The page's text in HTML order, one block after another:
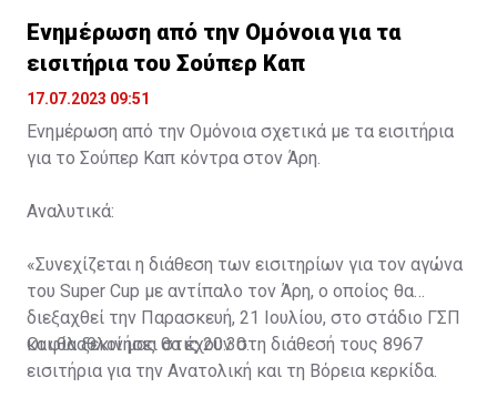
Ενημέρωση από την Ομόνοια για τα
εισιτήρια του Σούπερ Καπ
17.07.2023 09:51
Ενημέρωση από την Ομόνοια σχετικά με τα εισιτήρια
για το Σούπερ Καπ κόντρα στον Άρη.
Αναλυτικά:
«Συνεχίζεται η διάθεση των εισιτηρίων για τον αγώνα
του Super Cup με αντίπαλο τον Άρη, ο οποίος θα
διεξαχθεί την Παρασκευή, 21 Ιουλίου, στο στάδιο ΓΣΠ
και θα ξεκινήσει στις 20:30.
Οι φίλαθλοί μας θα έχουν στη διάθεσή τους 8967
εισιτήρια για την Ανατολική και τη Βόρεια κερκίδα.